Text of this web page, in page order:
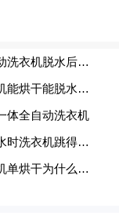
更绝的还在